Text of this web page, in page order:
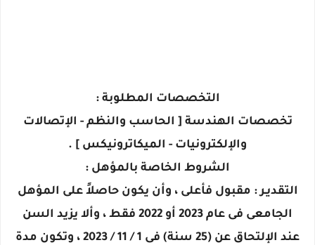
التخصصات المطلوبة :
تخصصات الهندسة [ الحاسب والنظم - الإتصالات
والإلكترونيات - الميكاترونيكس ] .
الشروط الخاصة بالمؤهل :
التقديـر : مقبول فأعلى ، وأن يكون حاصلاً على المؤهل
الجامعى فى عام 2023 أو 2022 فقط ، وألا يزيد السن
عند الإلتحاق عن (25 سنة) فى 1 / 11 / 2023 ، وتكون مدة